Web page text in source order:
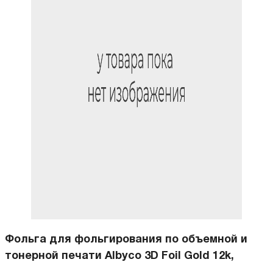
Фольга для фольгирования по объемной и
тонерной печати Albyco 3D Foil Gold 12k,